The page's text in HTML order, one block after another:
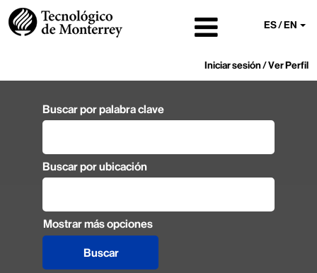
ES / EN
Iniciar sesión / Ver Perfil
Buscar por palabra clave
Buscar por ubicación
Mostrar más opciones